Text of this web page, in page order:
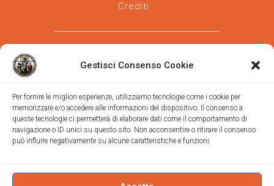
Gestisci Consenso Cookie
Per fornire le migliori esperienze, utilizziamo tecnologie come i cookie per
memorizzare e/o accedere alle informazioni del dispositivo. Il consenso a
queste tecnologie ci permetterà di elaborare dati come il comportamento di
navigazione o ID unici su questo sito. Non acconsentire o ritirare il consenso
può influire negativamente su alcune caratteristiche e funzioni.
Crediti
Parrocchia san Vincenzo de' Paoli-Diocesi
di Trieste
via Vittorino da Feltre, 11 (chiesa)
Trieste